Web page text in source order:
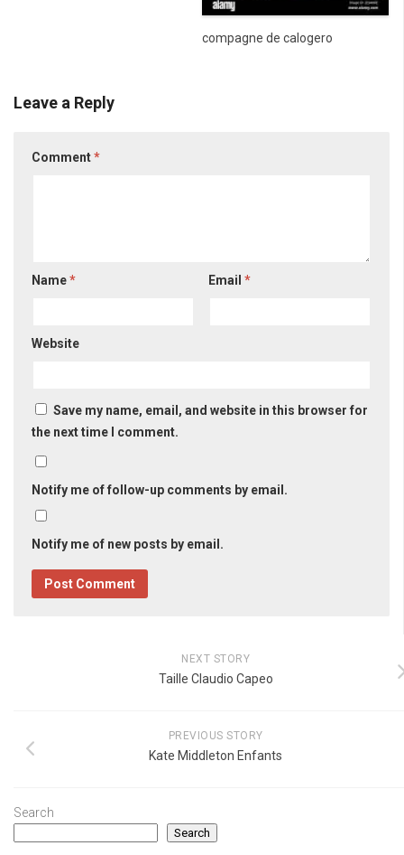
compagne de calogero
Leave a Reply
Comment*
Name* Email*
Website
Save my name, email, and website in this browser for
the next time I comment.
Notify me of follow-up comments by email.
Notify me of new posts by email.
NEXT STORY
Taille Claudio Capeo
PREVIOUS STORY
Kate Middleton Enfants
Search
Search